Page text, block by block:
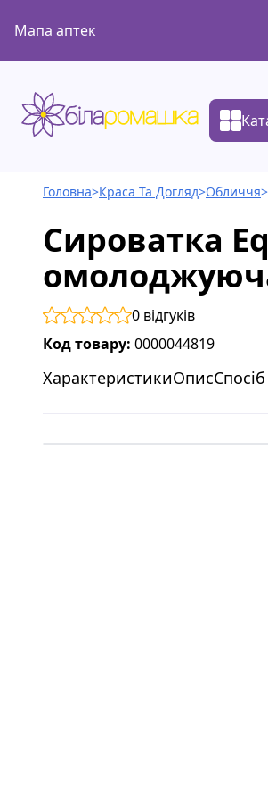
Мапа аптек
Головна>Краса Та Догляд>Обличчя>
Сироватка
0 відгуків
Код товару: 0000044819
ХарактеристикиОпис